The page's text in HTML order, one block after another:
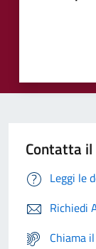
Contatta
Leggi le
Richiedi
Chiama